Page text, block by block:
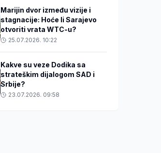
Marijin dvor između vizije i
stagnacije: Hoće li Sarajevo
otvoriti vrata WTC-u?
25.07.2026. 10:22
Kakve su veze Dodika sa
strateškim dijalogom SAD i
Srbije?
23.07.2026. 09:58